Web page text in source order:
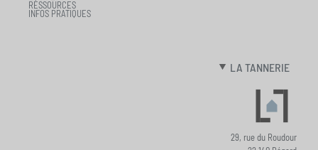
RESSOURCES
INFOS PRATIQUES
LA TANNERIE
29, rue du Roudour